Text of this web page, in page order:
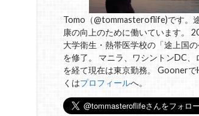
Tomo（@tommasteroflife)です。
康の向上のために働いています。
大学衛生・熱帯医学校の「途上国
を修了。 マニラ、ワシントンDC、
を経て現在は東京勤務。 Goonerで
くはプロフィールへ。